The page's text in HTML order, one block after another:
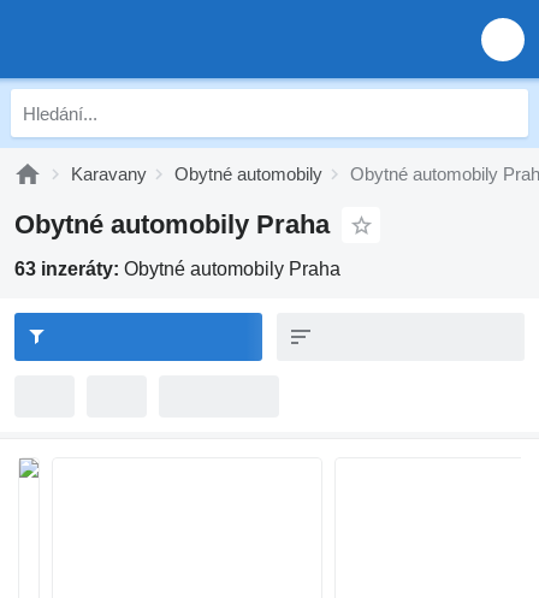
Karavany Obytné automobily Obytné automobily
Obytné automobily Praha
63 inzeráty: Obytné automobily Praha